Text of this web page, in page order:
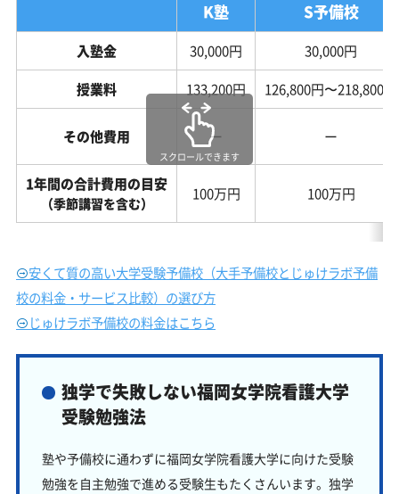
K塾 S予備校
入塾金 30,000円
30,000円
授業料
133,200円 126,800円〜218,800円
その他費用 ー ー
1年間の合計費用の目安
（季節講習を含む） 100万円 100万円
スクロールできます
安くて質の高い大学受験予備校（大手予備校とじゅけラボ予備
校の料金・サービス比較）の選び方
じゅけラボ予備校の料金はこちら
独学で失敗しない福岡女学院看護大学
受験勉強法
塾や予備校に通わずに福岡女学院看護大学に向けた受験
勉強を自主勉強で進める受験生もたくさんいます。独学